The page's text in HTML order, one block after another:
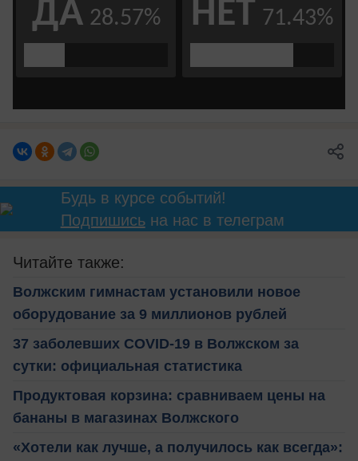
Будь в курсе событий!
Подпишисьна нас в телеграм
Читайте также:
Волжским гимнастам установили новое
оборудование за 9 миллионов рублей
37 заболевших COVID-19 в Волжском за
сутки: официальная статистика
Продуктовая корзина: сравниваем цены на
бананы в магазинах Волжского
«Хотели как лучше, а получилось как всегда»: